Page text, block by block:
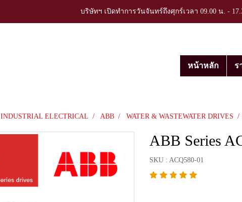
บริษัทฯ เปิดทำการวันจันทร์ถึงศุกร์เวลา 09.00 น. -
หน้าหลัก ร
INDUSTRIAL ELECTRICAL ABB WATER & WASTEWATER DRIVES
ABB Series
SKU : ACQ580-01